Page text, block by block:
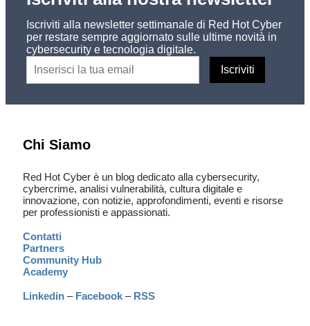
Iscriviti alla newsletter settimanale di Red Hot Cyber
per restare sempre aggiornato sulle ultime novità in
cybersecurity e tecnologia digitale.
Chi Siamo
Red Hot Cyber è un blog dedicato alla cybersecurity,
cybercrime, analisi vulnerabilità, cultura digitale e
innovazione, con notizie, approfondimenti, eventi e risorse
per professionisti e appassionati.
Contatti
Partners
Community Hub
Academy
Linkedin – Facebook – RSS